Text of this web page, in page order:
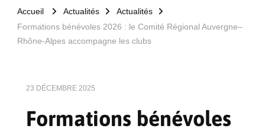
Accueil Actualités
Actualités
Formations bénévoles 2026 : le Comité Régional Auvergne–
Rhône-Alpes accompagne les clubs
23 DÉCEMBRE 2025
Formations bénévoles